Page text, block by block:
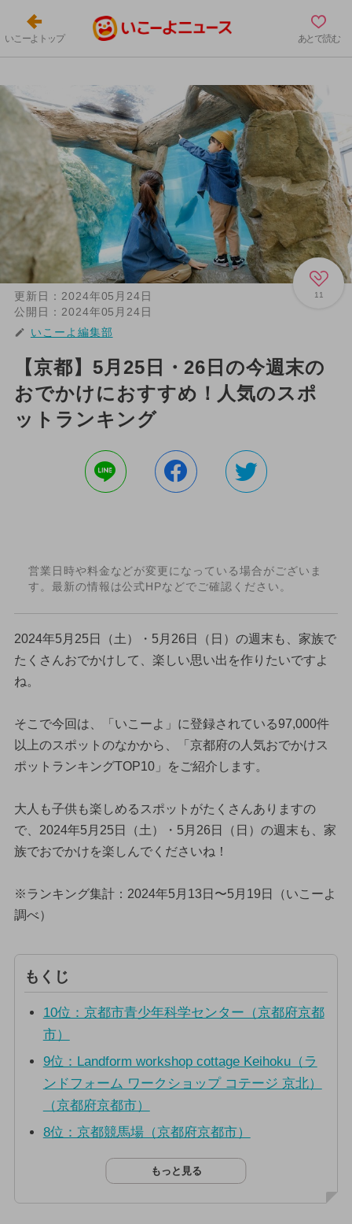
いこーよトップ あとで読む
11
更新日： 2024年05月24日
公開日： 2024年05月24日
いこーよ編集部
【京都】5月25日・26日の今週末の
おでかけにおすすめ！人気のスポ
ットランキング
営業日時や料金などが変更になっている場合がございま
す。最新の情報は公式HPなどでご確認ください。
2024年5月25日（土）・5月26日（日）の週末も、家族で
たくさんおでかけして、楽しい思い出を作りたいですよ
ね。
そこで今回は、「いこーよ」に登録されている97,000件
以上のスポットのなかから、「京都府の人気おでかけス
ポットランキングTOP10」をご紹介します。
大人も子供も楽しめるスポットがたくさんありますの
で、2024年5月25日（土）・5月26日（日）の週末も、家
族でおでかけを楽しんでくださいね！
※ランキング集計：2024年5月13日〜5月19日（いこーよ
調べ）
もくじ
10位：京都市青少年科学センター（京都府京都
市）
9位：Landform workshop cottage Keihoku（ラ
ンドフォーム ワークショップ コテージ 京北）
（京都府京都市）
8位：京都競馬場（京都府京都市）
もっと見る